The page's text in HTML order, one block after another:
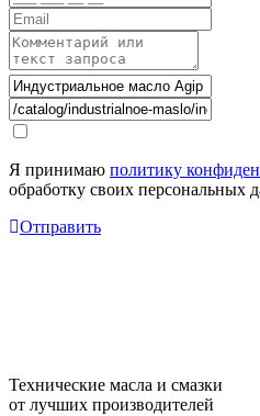
Я принимаю политику
обработку своих персональных
Отправить
Технические масла и смазки
от лучших производителей